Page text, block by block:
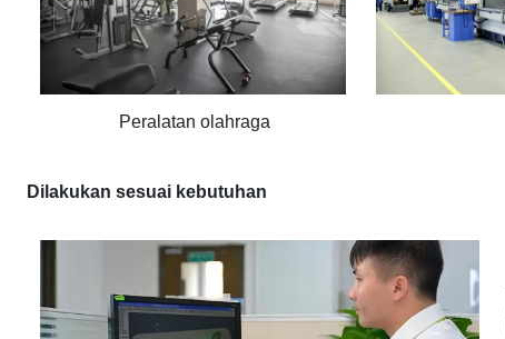
Peralatan olahraga
Dilakukan sesuai kebutuhan